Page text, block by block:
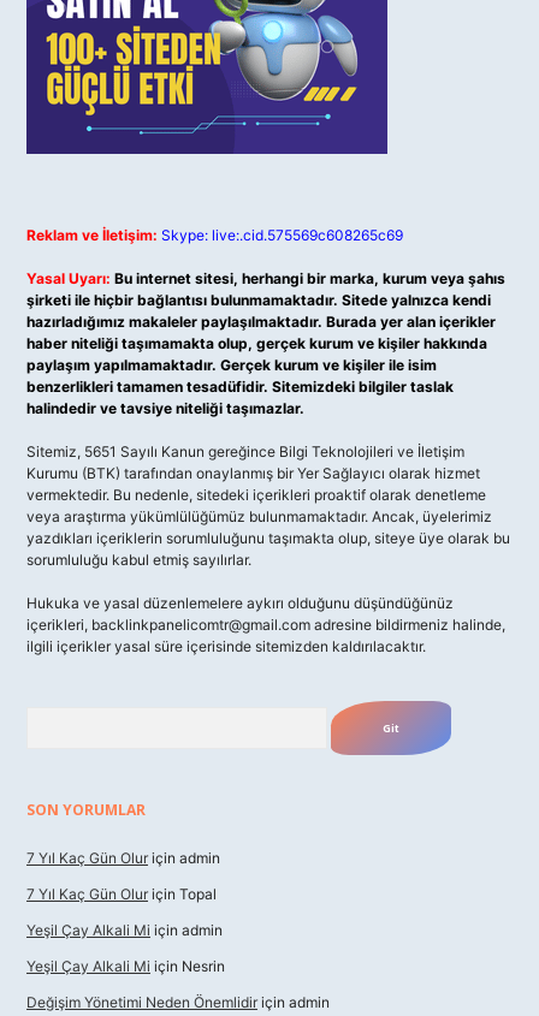
Reklam ve İletişim: Skype: live:.cid.575569c608265c69
Yasal Uyarı: Bu internet sitesi, herhangi bir marka, kurum veya şahıs
şirketi ile hiçbir bağlantısı bulunmamaktadır. Sitede yalnızca kendi
hazırladığımız makaleler paylaşılmaktadır. Burada yer alan içerikler
haber niteliği taşımamakta olup, gerçek kurum ve kişiler hakkında
paylaşım yapılmamaktadır. Gerçek kurum ve kişiler ile isim
benzerlikleri tamamen tesadüfidir. Sitemizdeki bilgiler taslak
halindedir ve tavsiye niteliği taşımazlar.
Sitemiz, 5651 Sayılı Kanun gereğince Bilgi Teknolojileri ve İletişim
Kurumu (BTK) tarafından onaylanmış bir Yer Sağlayıcı olarak hizmet
vermektedir. Bu nedenle, sitedeki içerikleri proaktif olarak denetleme
veya araştırma yükümlülüğümüz bulunmamaktadır. Ancak, üyelerimiz
yazdıkları içeriklerin sorumluluğunu taşımakta olup, siteye üye olarak bu
sorumluluğu kabul etmiş sayılırlar.
Hukuka ve yasal düzenlemelere aykırı olduğunu düşündüğünüz
içerikleri, backlinkpanelicomtr@gmail.com adresine bildirmeniz halinde,
ilgili içerikler yasal süre içerisinde sitemizden kaldırılacaktır.
SON YORUMLAR
7 Yıl Kaç Gün Olur için admin
7 Yıl Kaç Gün Olur için Topal
Yeşil Çay Alkali Mi için admin
Yeşil Çay Alkali Mi için Nesrin
Değişim Yönetimi Neden Önemlidir için admin